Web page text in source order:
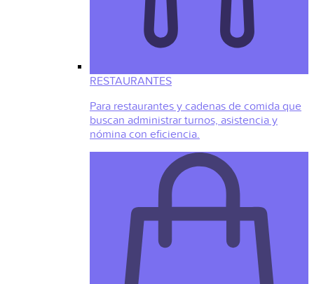
RESTAURANTES
Para restaurantes y cadenas de comida que
buscan administrar turnos, asistencia y
nómina con eficiencia.